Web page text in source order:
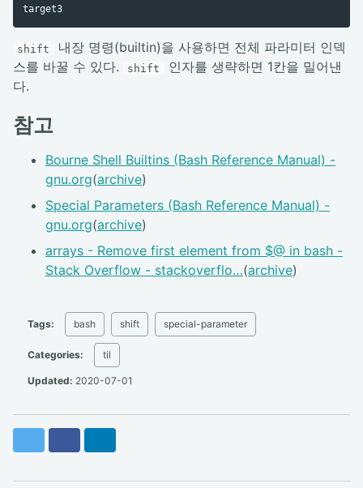
shift
내장 명령(builtin)을 사용하면 전체 파라미터 인덱
스를 바꿀 수 있다.
shift
인자를 생략하면 1칸을 밀어낸
다.
참고
Bourne Shell Builtins (Bash Reference Manual) -
gnu.org(archive)
Special Parameters (Bash Reference Manual) -
gnu.org(archive)
arrays - Remove first element from $@ in bash -
Stack Overflow - stackoverflo…(archive)
Tags: bash shift special-parameter
Categories: til
Updated: 2020-07-01